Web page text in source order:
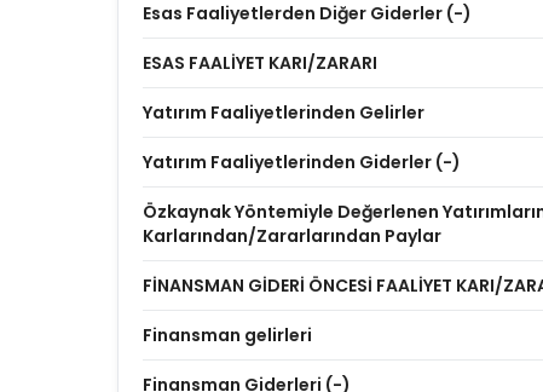
Esas Faaliyetlerden Diğer Giderler (-)
ESAS FAALİYET KARI/ZARARI
Yatırım Faaliyetlerinden Gelirler
Yatırım Faaliyetlerinden Giderler (-)
Özkaynak Yöntemiyle Değerlenen
Karlarından/Zararlarından Paylar
FİNANSMAN GİDERİ ÖNCESİ FAALİYET KARI/
Finansman gelirleri
Finansman Giderleri (-)